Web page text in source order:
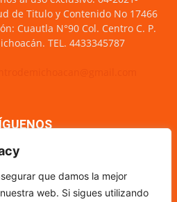
que damos la mejor
web. Si sigues utilizando
de Titulo y Contenido No 17466
Cuautla N°90 Col. Centro C. P.
TEL. 4433345787